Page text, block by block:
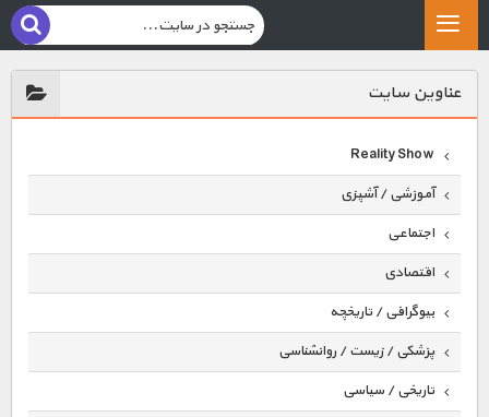
عناوين سايت
Reality Show
آموزشی / آشپزی
اجتماعی
اقتصادی
بیوگرافی / تاریخچه
پزشکی / زیست / روانشناسی
تاریخی / سیاسی